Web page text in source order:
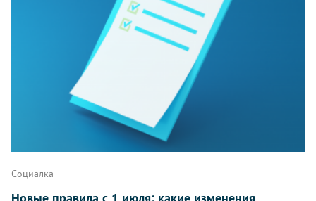
Социалка
Новые правила с 1 июля: какие изменения